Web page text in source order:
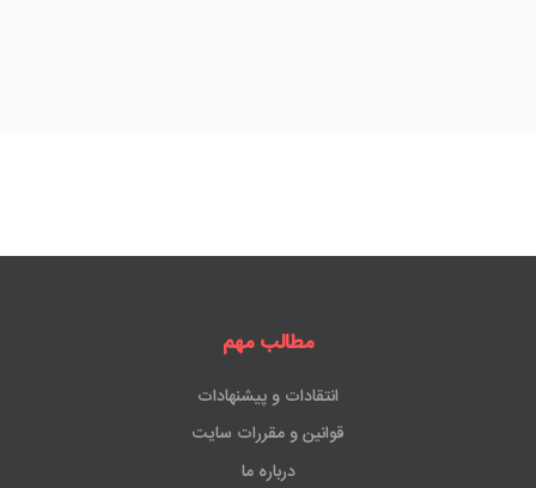
مطالب مهم
انتقادات و پیشنهادات
قوانین و مقررات سایت
درباره ما